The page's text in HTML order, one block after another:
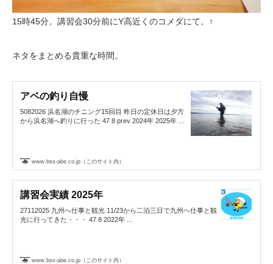
15時45分。講習会30分前にY高近くのコメダにて。↑
ネタをまとめる貴重な時間。
アベの釣り自慢
5082026 浜名湖のチニング15回目 昨日の定休日は夕方
から浜名湖へ釣りに行った 47 8 prev 2024年 2025年 ...
www.bss-abe.co.jp（このサイト内）
講習会実績 2025年
27112025 九州へ仕事と観光 11/23から二泊三日で九州へ仕事と観
光に行ってきた・・・ 47 8 2022年 ...
www.bss-abe.co.jp（このサイト内）